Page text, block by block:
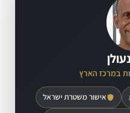
במרכז הארץ
אישור משטרת ישראל